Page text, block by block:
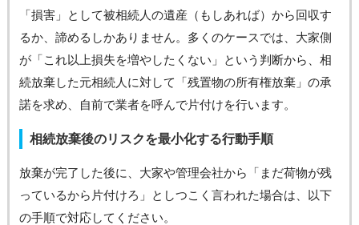
「損害」として被相続人の遺産（もしあれば）から回収す
るか、諦めるしかありません。多くのケースでは、大家側
が「これ以上損失を増やしたくない」という判断から、相
続放棄した元相続人に対して「残置物の所有権放棄」の承
諾を求め、自前で業者を呼んで片付けを行います。
相続放棄後のリスクを最小化する行動手順
放棄が完了した後に、大家や管理会社から「まだ荷物が残
っているから片付けろ」としつこく言われた場合は、以下
の手順で対応してください。